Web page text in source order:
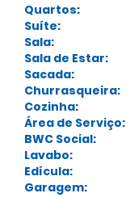
Quartos:
Suíte:
Sala:
Sala de Estar:
Sacada:
Churrasqueira:
Cozinha:
Área de Serviço:
BWC Social:
Lavabo:
Edícula:
Garagem: